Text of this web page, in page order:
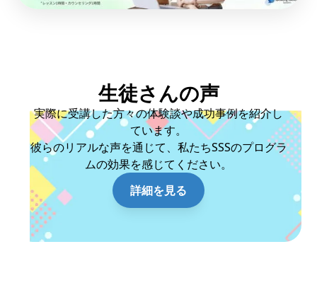
生徒さんの声
実際に受講した方々の体験談や成功事例を紹介し
ています。
彼らのリアルな声を通じて、私たちSSSのプログラ
ムの効果を感じてください。
詳細を見る